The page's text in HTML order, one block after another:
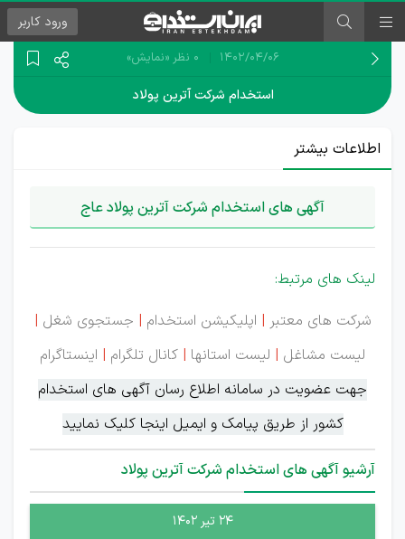
ورود کاربر
۱۴۰۲/۰۴/۰۶ 0 نظر «نمایش»
استخدام شرکت آترین پولاد
اطلاعات بیشتر
آگهی های استخدام شرکت آترین پولاد عاج
لینک های مرتبط:
شرکت های معتبر | اپلیکیشن استخدام | جستجوی شغل |
لیست مشاغل | لیست استانها | کانال تلگرام | اینستاگرام
جهت عضویت در سامانه اطلاع رسان آگهی های استخدام
کشور از طریق پیامک و ایمیل اینجا کلیک نمایید
آرشیو آگهی های استخدام شرکت آترین پولاد
۲۴ تیر ۱۴۰۲